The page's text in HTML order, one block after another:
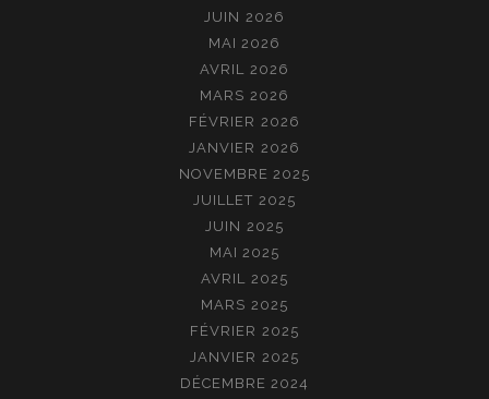
JUIN 2026
MAI 2026
AVRIL 2026
MARS 2026
FÉVRIER 2026
JANVIER 2026
NOVEMBRE 2025
JUILLET 2025
JUIN 2025
MAI 2025
AVRIL 2025
MARS 2025
FÉVRIER 2025
JANVIER 2025
DÉCEMBRE 2024